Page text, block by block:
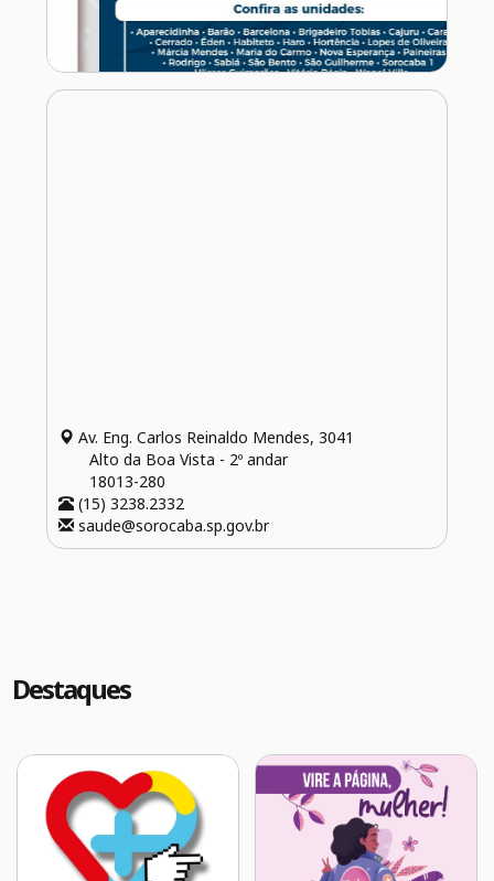
Av. Eng. Carlos Reinaldo Mendes, 3041
Alto da Boa Vista - 2º andar
18013-280
(15) 3238.2332
saude@sorocaba.sp.gov.br
Destaques